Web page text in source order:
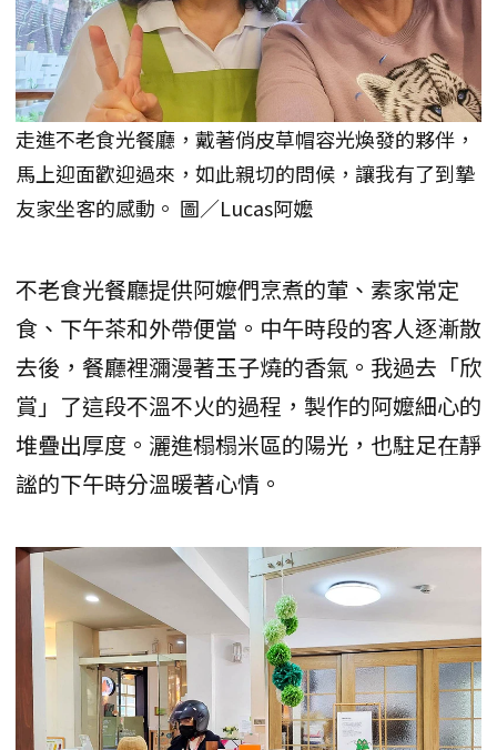
走進不老食光餐廳，戴著俏皮草帽容光煥發的夥伴，
馬上迎面歡迎過來，如此親切的問候，讓我有了到摯
友家坐客的感動。 圖／Lucas阿嬤
不老食光餐廳提供阿嬤們烹煮的葷、素家常定
食、下午茶和外帶便當。中午時段的客人逐漸散
去後，餐廳裡瀰漫著玉子燒的香氣。我過去「欣
賞」了這段不溫不火的過程，製作的阿嬤細心的
堆疊出厚度。灑進榻榻米區的陽光，也駐足在靜
謐的下午時分溫暖著心情。